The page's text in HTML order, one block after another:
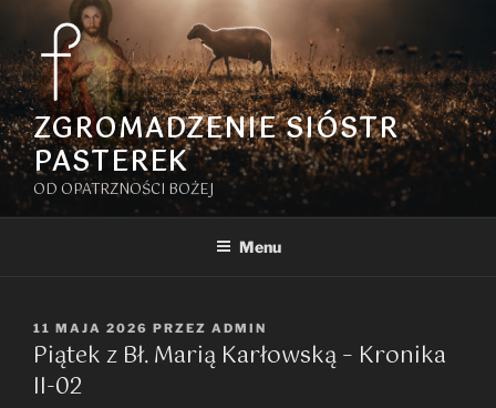
Przejdź
treści
ZGROMADZENIE SIÓSTR
PASTEREK
OD OPATRZNOŚCI BOŻEJ
Menu
OPUBLIKOWANE
W
11 MAJA 2026 PRZEZ ADMIN
Piątek z Bł. Marią Karłowską – Kronika
II-02